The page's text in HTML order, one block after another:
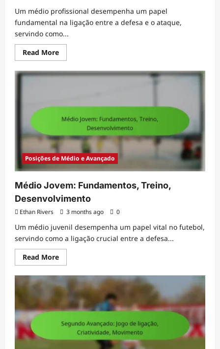
Um médio profissional desempenha um papel
fundamental na ligação entre a defesa e o ataque,
servindo como...
Read MoreRead
more
Médio
Profissional:
Posições de Médio e Avançado
Médio Jovem: Fundamentos, Treino,
Desenvolvimento
Ethan Rivers 3 months ago 0
Um médio juvenil desempenha um papel vital no futebol,
servindo como a ligação crucial entre a defesa...
Read MoreRead
more
Médio
Jovem:
Fundamentos,
Treino,
Desenvolvimento